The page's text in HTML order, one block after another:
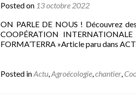
Posted on 13 octobre 2022
ON PARLE DE NOUS ! Découvrez
COOPÉRATION
FORMA’TERRA »Article paru dans
Posted inActu,Agroécologie,chantier,